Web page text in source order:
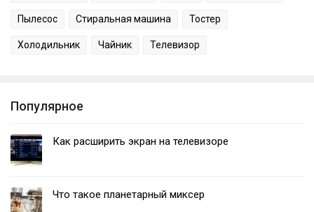
Пылесос Стиральная машина Тостер
Холодильник Чайник Телевизор
Популярное
Как расширить экран на телевизоре
Что такое планетарный миксер